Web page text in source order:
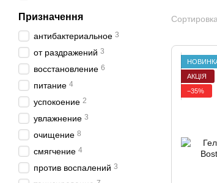
АКЦІЯ
−35%
Призначення
антибактериальное 3
от раздражений 3
восстановление 6
питание 4
успокоение 2
увлажнение 3
очищение 8
смягчение 4
против воспалений 3